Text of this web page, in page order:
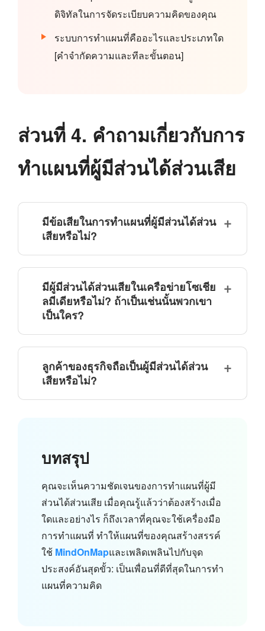
ดิจิทัลในการจัดระเบียบความคิดของคุณ
ระบบการทำแผนที่คืออะไรและประเภทใด
[คำจำกัดความและทีละขั้นตอน]
ส่วนที่ 4. คำถามเกี่ยวกับการ
ทำแผนที่ผู้มีส่วนได้ส่วนเสีย
มีข้อเสียในการทำแผนที่ผู้มีส่วนได้ส่วน
เสียหรือไม่?
มีผู้มีส่วนได้ส่วนเสียในเครือข่ายโซเชีย
ลมีเดียหรือไม่? ถ้าเป็นเช่นนั้นพวกเขา
เป็นใคร?
ลูกค้าของธุรกิจถือเป็นผู้มีส่วนได้ส่วน
เสียหรือไม่?
บทสรุป
คุณจะเห็นความชัดเจนของการทำแผนที่ผู้มี
ส่วนได้ส่วนเสีย เมื่อคุณรู้แล้วว่าต้องสร้างเมื่อ
ใดและอย่างไร ก็ถึงเวลาที่คุณจะใช้เครื่องมือ
การทำแผนที่ ทำให้แผนที่ของคุณสร้างสรรค์
ใช้ MindOnMapและเพลิดเพลินไปกับจุด
ประสงค์อันสุดขั้ว: เป็นเพื่อนที่ดีที่สุดในการทำ
แผนที่ความคิด